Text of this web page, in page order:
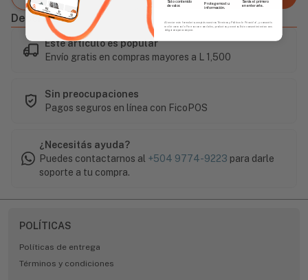
Descripción
Este artículo es popular
Envío gratis en compras mayores a L 1,500
Sin preocupaciones
Pagos seguros en línea con FicoPOS
¿Necesitás ayuda?
Puedes contactarnos al +504 9774-9223 para darle
soporte a tu compra.
POLÍTICAS
Políticas de entrega
Términos y condiciones
de valor.
Protegemos tu
información.
en enterarte.
Al enviar este formulario, aceptás nuestros Términos y Política de Privacidad, y consentís
recibir correos de Fierros con novedades, productos y eventos. Este consentimiento no es
obligatorio para comprar.